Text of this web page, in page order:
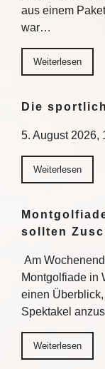
aus einem
war…
Weiterlesen
Die
5. August
Weiterlesen
sollten
Am
Montgolfiade in
einen
Spektakel
Weiterlesen